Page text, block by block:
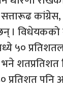
कांग्रेस,
। विधेयकको
५०
भने
प्रतिशत